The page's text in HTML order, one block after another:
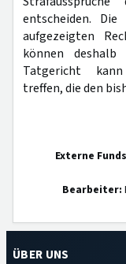
entscheiden.
aufgezeigten
können
Tatgericht
treffen, die den
Externe
Bearbeiter:
ÜBER UNS